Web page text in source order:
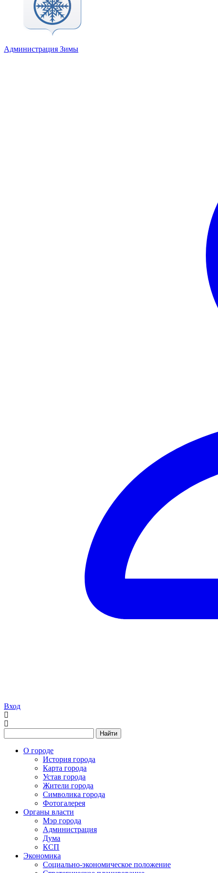
Администрация Зимы
Вход
Найти
О городе
История города
Карта города
Устав города
Жители города
Символика города
Фотогалерея
Органы власти
Мэр города
Администрация
Дума
КСП
Экономика
Социально-экономическое положение